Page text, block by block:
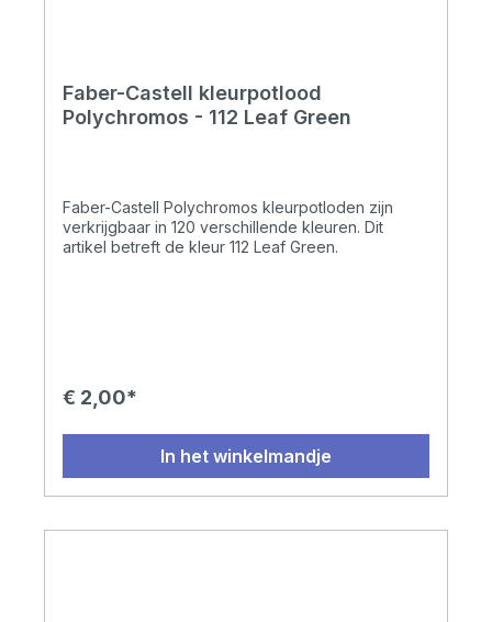
Faber-Castell kleurpotlood
Polychromos - 112 Leaf Green
Faber-Castell Polychromos kleurpotloden zijn
verkrijgbaar in 120 verschillende kleuren. Dit
artikel betreft de kleur 112 Leaf Green.
€ 2,00*
In het winkelmandje